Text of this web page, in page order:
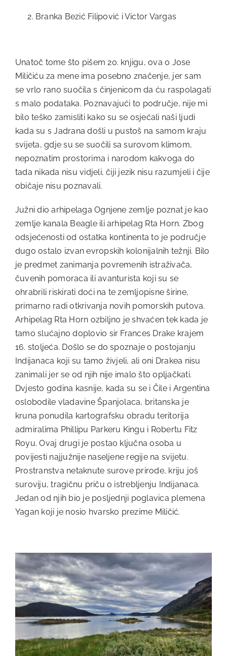
Branka Bezić Filipović i Victor Vargas
Unatoč tome što pišem 20. knjigu, ova o Jose
Miličiću za mene ima posebno značenje, jer sam
se vrlo rano suočila s činjenicom da ću raspolagati
s malo podataka. Poznavajući to područje, nije mi
bilo teško zamisliti kako su se osjećali naši ljudi
kada su s Jadrana došli u pustoš na samom kraju
svijeta, gdje su se suočili sa surovom klimom,
nepoznatim prostorima i narodom kakvoga do
tada nikada nisu vidjeli, čiji jezik nisu razumjeli i čije
običaje nisu poznavali.
Južni dio arhipelaga Ognjene zemlje poznat je kao
zemlje kanala Beagle ili arhipelag Rta Horn. Zbog
odsjećenosti od ostatka kontinenta to je područje
dugo ostalo izvan evropskih kolonijalnih težnji. Bilo
je predmet zanimanja povremenih istraživača,
čuvenih pomoraca ili avanturista koji su se
ohrabrili riskirati doći na te zemljopisne širine,
primarno radi otkrivanja novih pomorskih putova.
Arhipelag Rta Horn ozbiljno je shvaćen tek kada je
tamo slućajno doplovio sir Frances Drake krajem
16. stoljeća. Došlo se do spoznaje o postojanju
Indijanaca koji su tamo živjeli, ali oni Drakea nisu
zanimali jer se od njih nije imalo što opljačkati.
Dvjesto godina kasnije, kada su se i Čile i Argentina
oslobodile vladavine Španjolaca, britanska je
kruna ponudila kartografsku obradu teritorija
admiralima Phillipu Parkeru Kingu i Robertu Fitz
Royu. Ovaj drugi je postao ključna osoba u
povijesti najjužnije naseljene regije na svijetu.
Prostranstva netaknute surove prirode, kriju još
suroviju, tragičnu priču o istrebljenju Indijanaca.
Jedan od njih bio je posljednji poglavica plemena
Yagan koji je nosio hvarsko prezime Miličić.